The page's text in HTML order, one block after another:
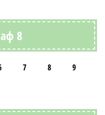
8
7 8
9